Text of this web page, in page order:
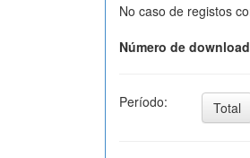
No caso de registos
Número de
Período: Total